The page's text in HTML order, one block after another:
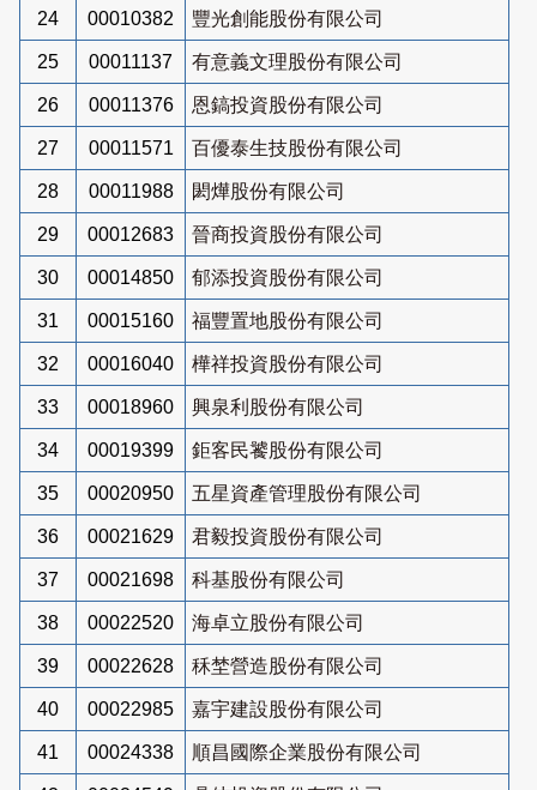
24 00010382 豐光創能股份有限公司
25 00011137 有意義文理股份有限公司
26 00011376 恩鎬投資股份有限公司
27 00011571 百優泰生技股份有限公司
28 00011988 閎燁股份有限公司
29 00012683 晉商投資股份有限公司
30 00014850 郁添投資股份有限公司
31 00015160 福豐置地股份有限公司
32 00016040 樺祥投資股份有限公司
33 00018960 興泉利股份有限公司
34 00019399 鉅客民饕股份有限公司
35 00020950 五星資產管理股份有限公司
36 00021629 君毅投資股份有限公司
37 00021698 科基股份有限公司
38 00022520 海卓立股份有限公司
39 00022628 秝埜營造股份有限公司
40 00022985 嘉宇建設股份有限公司
41 00024338 順昌國際企業股份有限公司